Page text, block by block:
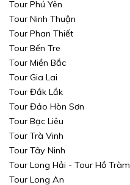
Tour Phú Yên
Tour Ninh Thuận
Tour Phan Thiết
Tour Bến Tre
Tour Miền Bắc
Tour Gia Lai
Tour Đắk Lắk
Tour Đảo Hòn Sơn
Tour Bạc Liêu
Tour Trà Vinh
Tour Tây Ninh
Tour Long Hải - Tour Hồ Tràm
Tour Long An